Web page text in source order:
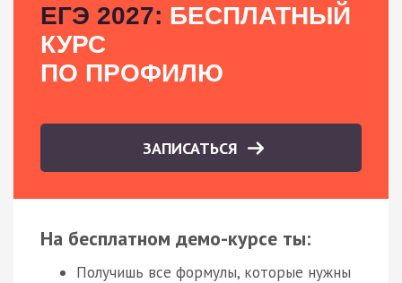
ЕГЭ 2027: БЕСПЛАТНЫЙ
КУРС
ПО ПРОФИЛЮ
ЗАПИСАТЬСЯ
На бесплатном демо-курсе ты:
Получишь все формулы, которые нужны